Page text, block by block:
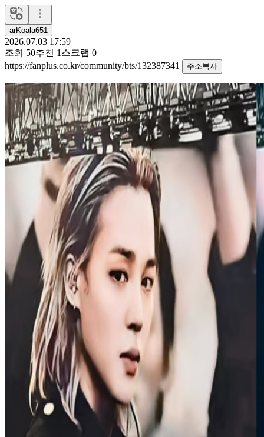
arKoala651
2026.07.03 17:59
조회 50추천 1 스크랩 0
https://fanplus.co.kr/community/bts/132387341
주소복사